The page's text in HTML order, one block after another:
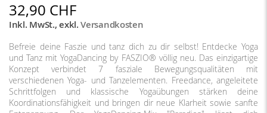
32,90 CHF
Inkl. MwSt.,exkl.Versandkosten
Befreie deine Faszie und tanz dich zu dir selbst! Entdecke Yoga
und Tanz mit YogaDancing by FASZIO® völlig neu. Das einzigartige
Konzept verbindet 7 fasziale Bewegungsqualitäten mit
verschiedenen Yoga- und Tanzelementen. Freedance, angeleitete
Schrittfolgen und klassische Yogaübungen stärken deine
Koordinationsfähigkeit und bringen dir neue Klarheit sowie sanfte